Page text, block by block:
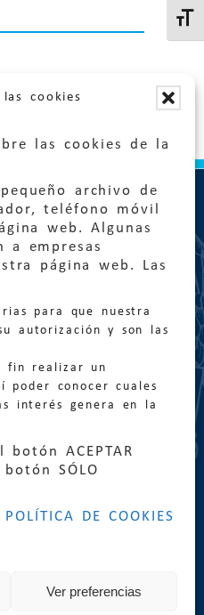
cookies
las cookies de la
archivo de
teléfono móvil
web. Algunas
a empresas
página web. Las
para que nuestra
autorización y son las
fin realizar un
poder conocer cuales
interés genera en la
ACEPTAR
SÓLO
POLÍTICA DE COOKIES
Ver preferencias
354
|Perfil del